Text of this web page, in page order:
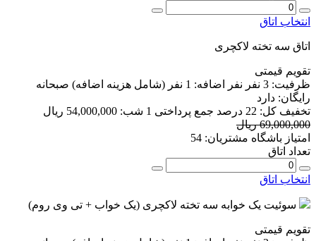
انتخاب اتاق
اتاق سه تخته لاکچری
تقویم قیمتی
ظرفیت: 3 نفر نفر اضافه: 1 نفر (شامل هزینه اضافه) صبحانه
رایگان: دارد
تخفیف کل: 22 درصد جمع پرداختی 1 شب:
54,000,000 ریال
69,000,000 ریال
امتیاز باشگاه مشتریان: 54
تعداد اتاق
انتخاب اتاق
سوئیت یک خوابه سه تخته لاکچری (یک خواب + تی وی روم)
تقویم قیمتی